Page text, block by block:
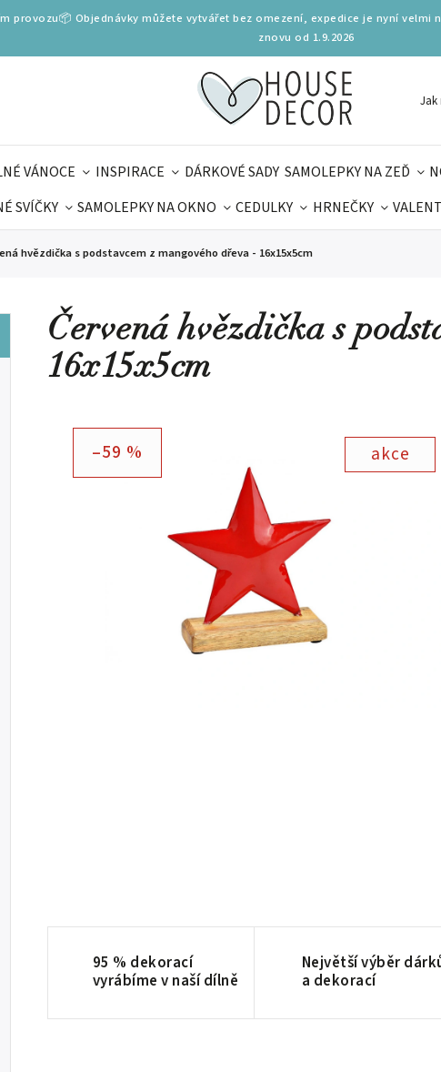
provozu📦 Objednávky můžete vytvářet bez omezení, expedice je nyní velmi
znovu od 1.9.2026
Jak
VÁNOCE INSPIRACE DÁRKOVÉ SADY SAMOLEPKY NA ZEĎ
SVÍČKY SAMOLEPKY NA OKNO CEDULKY HRNEČKY
hvězdička s podstavcem z mangového dřeva - 16x15x5cm
Červená hvězdička s
16x15x5cm
akce
–59 %
95 % dekorací
vyrábíme v naší dílně
Největší výběr
a dekorací